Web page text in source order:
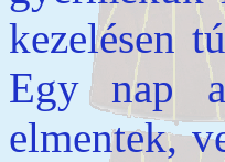
kezelésen
Egy nap
elmentek,